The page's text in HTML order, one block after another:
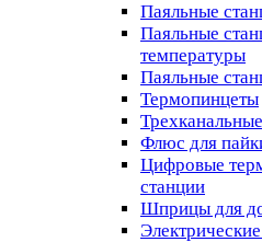
Паяльные
Паяльные
температуры
Паяльные
Термопинцеты
Флюс для
Цифровые
станции
Шприцы для